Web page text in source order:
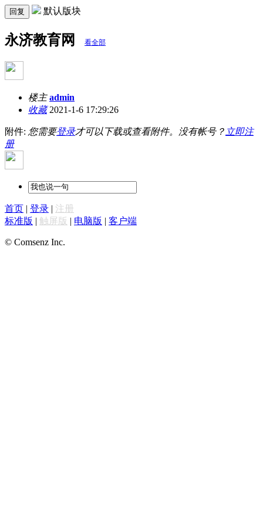
回复 默认版块
永济教育网 看全部
楼主 admin
收藏2021-1-6 17:29:26
附件: 您需要登录才可以下载或查看附件。没有帐号？ 立即注
册
首页 | 登录 | 注册
标准版 | 触屏版 | 电脑版 | 客户端
© Comsenz Inc.